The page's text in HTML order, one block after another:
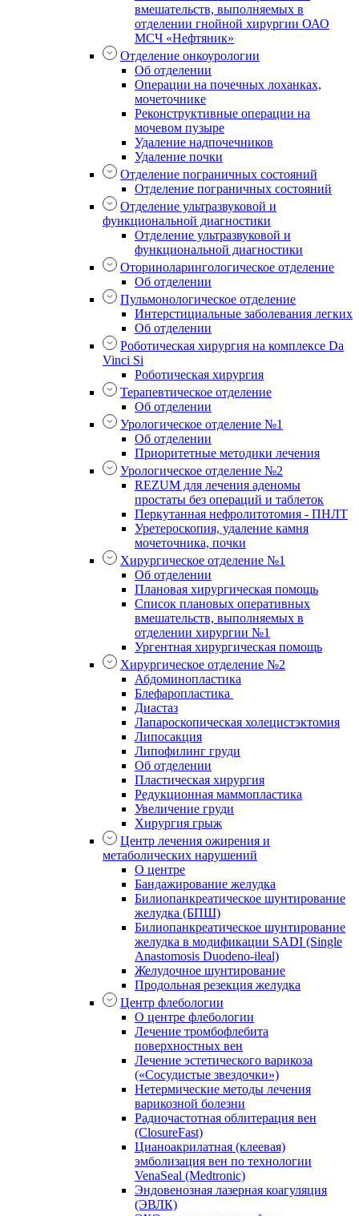
вмешательств, выполняемых в
отделении гнойной хирургии ОАО
МСЧ «Нефтяник»
Отделение онкоурологии
Об отделении
Операции на почечных лоханках,
мочеточнике
Реконструктивные операции на
мочевом пузыре
Удаление надпочечников
Удаление почки
Отделение пограничных состояний
Отделение пограничных состояний
Отделение ультразвуковой и
функциональной диагностики
Отделение ультразвуковой и
функциональной диагностики
Оториноларингологическое отделение
Об отделении
Пульмонологическое отделение
Интерстициальные заболевания легких
Об отделении
Роботическая хирургия на комплексе Da
Vinci Si
Роботическая хирургия
Терапевтическое отделение
Об отделении
Урологическое отделение №1
Об отделении
Приоритетные методики лечения
Урологическое отделение №2
REZUM для лечения аденомы
простаты без операций и таблеток
Перкутанная нефролитотомия - ПНЛТ
Уретероскопия, удаление камня
мочеточника, почки
Хирургическое отделение №1
Об отделении
Плановая хирургическая помощь
Список плановых оперативных
вмешательств, выполняемых в
отделении хирургии №1
Ургентная хирургическая помощь
Хирургическое отделение №2
Абдоминопластика
Блефаропластика
Диастаз
Лапароскопическая холецистэктомия
Липосакция
Липофилинг груди
Об отделении
Пластическая хирургия
Редукционная маммопластика
Увеличение груди
Хирургия грыж
Центр лечения ожирения и
метаболических нарушений
О центре
Бандажирование желудка
Билиопанкреатическое шунтирование
желудка (БПШ)
Билиопанкреатическое шунтирование
желудка в модификации SADI (Single
Anastomosis Duodeno-ileal)
Желудочное шунтирование
Продольная резекция желудка
Центр флебологии
О центре флебологии
Лечение тромбофлебита
поверхностных вен
Лечение эстетического варикоза
(«Сосудистые звездочки»)
Нетермические методы лечения
варикозной болезни
Радиочастотная облитерация вен
(ClosureFast)
Цианоакрилатная (клеевая)
эмболизация вен по технологии
VenaSeal (Medtronic)
Эндовенозная лазерная коагуляция
(ЭВЛК)